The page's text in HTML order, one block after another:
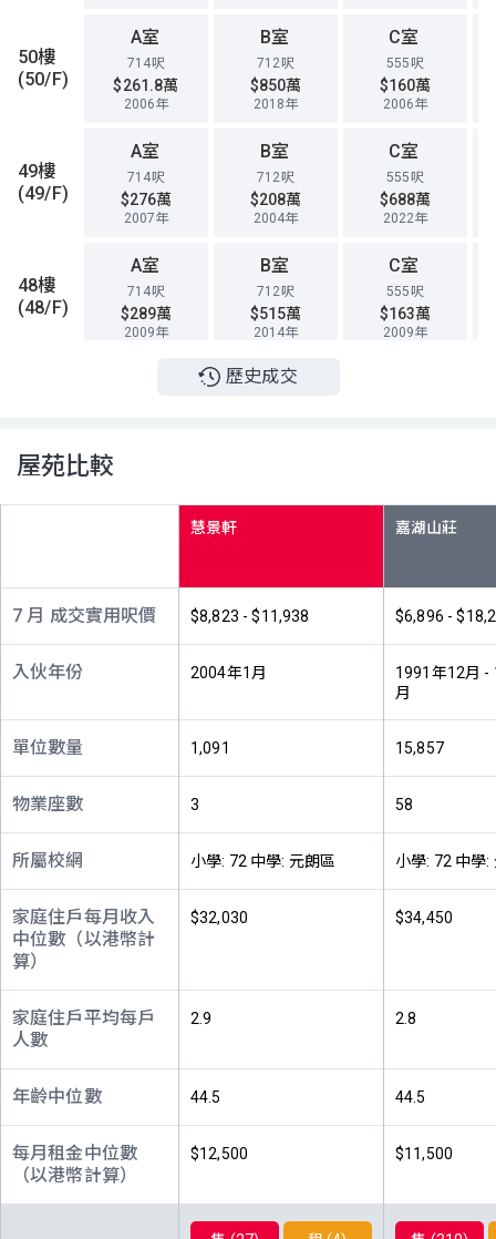
50樓
(50/F)
49樓
(49/F)
48樓
(48/F)
45樓
(45/F)
43樓
42樓
41樓
(41/F)
40樓
(40/F)
39樓
A室
714呎
$261.8萬
2006年
B室
712呎
$850萬
2018年
C室
555呎
$160萬
2006年
A室
714呎
$276萬
2007年
B室
712呎
$208萬
2004年
C室
555呎
$688萬
2022年
A室
714呎
$289萬
2009年
B室
712呎
$515萬
2014年
C室
555呎
$163萬
2009年
B室
555呎
A室 B室
2003年
C室
2005年
A室 B室 C室
555呎
A室 B室
712呎
C室
555呎
A室
2023年 2003年
A室 B室 C室
555呎
714呎 712呎
$820萬
555呎
$131.4萬
歷史成交
屋苑比較
慧景軒
7 月 成交實用呎價 $8,823 - $11,938 $6,896 -
入伙年份 2004年1月
1991年12月 -
月
單位數量 1,091 15,857
物業座數 3 58
所屬校網 小學: 72 中學: 元朗區 小學: 72 中學:
家庭住戶每月收入
中位數（以港幣計
算）
$32,030 $34,450
家庭住戶平均每戶
人數
2.9 2.8
年齡中位數 44.5 44.5
每月租金中位數
（以港幣計算）
$12,500 $11,500